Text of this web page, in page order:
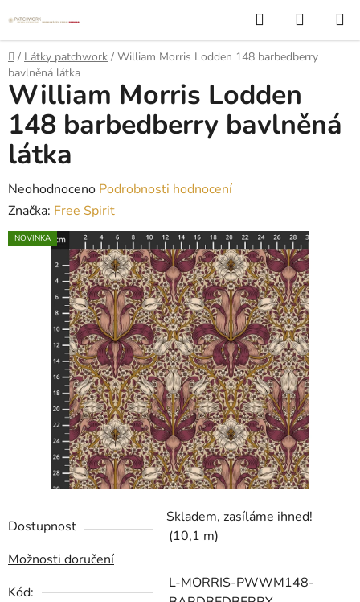
na
obsah
Hledat
KOŠÍK
Domů
/ Látky patchwork / William Morris Lodden 148 barbedberry
bavlněná látka
Dostupnost
Skladem, zasíláme ihned!
(10,1 m)
Možnosti doručení
Kód:
L-MORRIS-PWWM148-
William Morris Lodden
148 barbedberry bavlněná
látka
Průměrné
hodnocení
produktu
hvězdiček.
Neohodnoceno Podrobnosti hodnocení
Značka: Free Spirit
NOVINKA